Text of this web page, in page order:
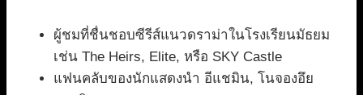
ผู้ชมที่ชื่นชอบซีรีส์แนวดราม่าในโรงเรียนมัธยม
เช่น The Heirs, Elite, หรือ SKY Castle
แฟนคลับของนักแสดงนำ อีแชมิน, โนจองอึย